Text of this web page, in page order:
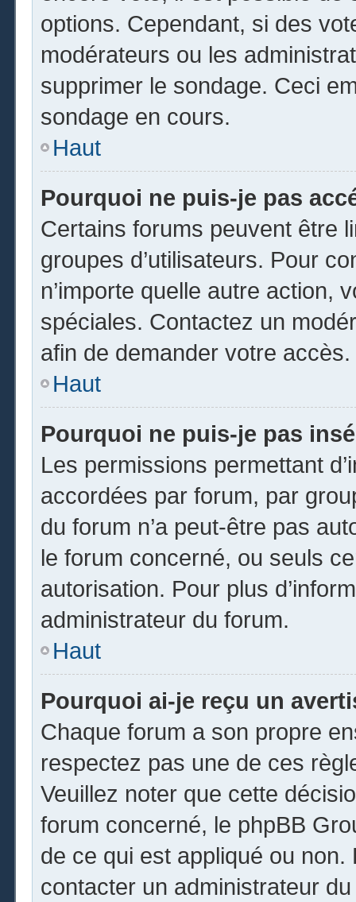
options. Cependant, si des
modérateurs ou les
supprimer le sondage. Ceci
sondage en cours.
Haut
Pourquoi ne puis-je pas
Certains forums peuvent être
groupes d’utilisateurs. Pour
n’importe quelle autre action,
spéciales. Contactez un
afin de demander votre accès.
Haut
Pourquoi ne puis-je pas
Les permissions permettant
accordées par forum, par
du forum n’a peut-être pas
le forum concerné, ou seuls
autorisation. Pour plus
administrateur du forum.
Haut
Pourquoi ai-je reçu un
Chaque forum a son propre
respectez pas une de ces
Veuillez noter que cette
forum concerné, le phpBB
de ce qui est appliqué ou non.
contacter un administrateur